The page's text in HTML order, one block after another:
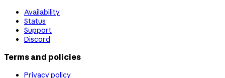
Availability
Status
Support
Discord
Terms and policies
Privacy policy